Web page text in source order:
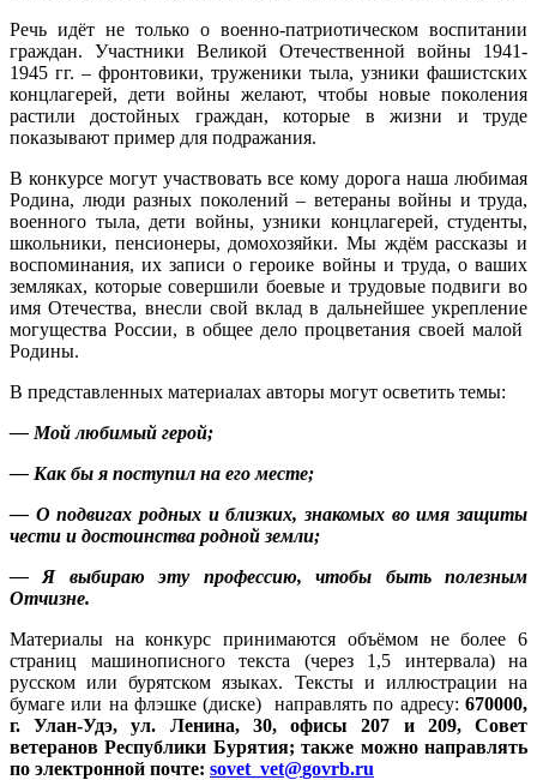
Речь идёт не только о военно-патриотическом воспитании
граждан. Участники Великой Отечественной войны 1941-
1945 гг. – фронтовики, труженики тыла, узники фашистских
концлагерей, дети войны желают, чтобы новые поколения
растили достойных граждан, которые в жизни и труде
показывают пример для подражания.
В конкурсе могут участвовать все кому дорога наша любимая
Родина, люди разных поколений – ветераны войны и труда,
военного тыла, дети войны, узники концлагерей, студенты,
школьники, пенсионеры, домохозяйки. Мы ждём рассказы и
воспоминания, их записи о героике войны и труда, о ваших
земляках, которые совершили боевые и трудовые подвиги во
имя Отечества, внесли свой вклад в дальнейшее укрепление
могущества России, в общее дело процветания своей малой
Родины.
В представленных материалах авторы могут осветить темы:
— Мой любимый герой;
— Как бы я поступил на его месте;
— О подвигах родных и близких, знакомых во имя защиты
чести и достоинства родной земли;
— Я выбираю эту профессию, чтобы быть полезным
Отчизне.
Материалы на конкурс принимаются объёмом не более 6
страниц машинописного текста (через 1,5 интервала) на
русском или бурятском языках. Тексты и иллюстрации на
бумаге или на флэшке (диске) направлять по адресу: 670000,
г. Улан-Удэ, ул. Ленина, 30, офисы 207 и 209, Совет
ветеранов Республики Бурятия; также можно направлять
по электронной почте: sovet vet@govrb.ru